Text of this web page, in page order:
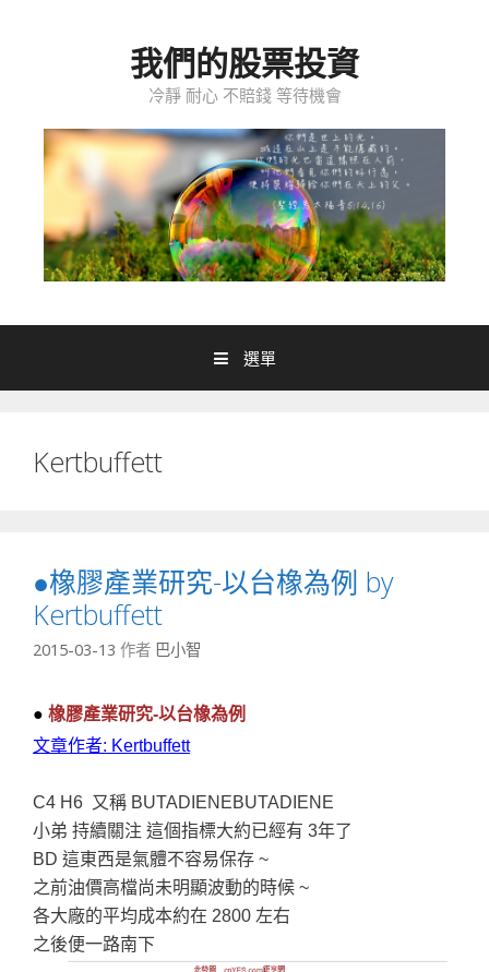
我們的股票投資
冷靜 耐心 不賠錢 等待機會
選單
Kertbuffett
●橡膠產業研究-以台橡為例 by
Kertbuffett
2015-03-13 作者 巴小智
● 橡膠產業研究-以台橡為例
文章作者: Kertbuffett
C4 H6 又稱 BUTADIENEBUTADIENE
小弟 持續關注 這個指標大約已經有 3年了
BD 這東西是氣體不容易保存 ~
之前油價高檔尚未明顯波動的時候 ~
各大廠的平均成本約在 2800 左右
之後便一路南下